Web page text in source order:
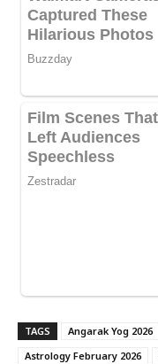
TAGS Angarak Yog 2026
Astrology February 2026